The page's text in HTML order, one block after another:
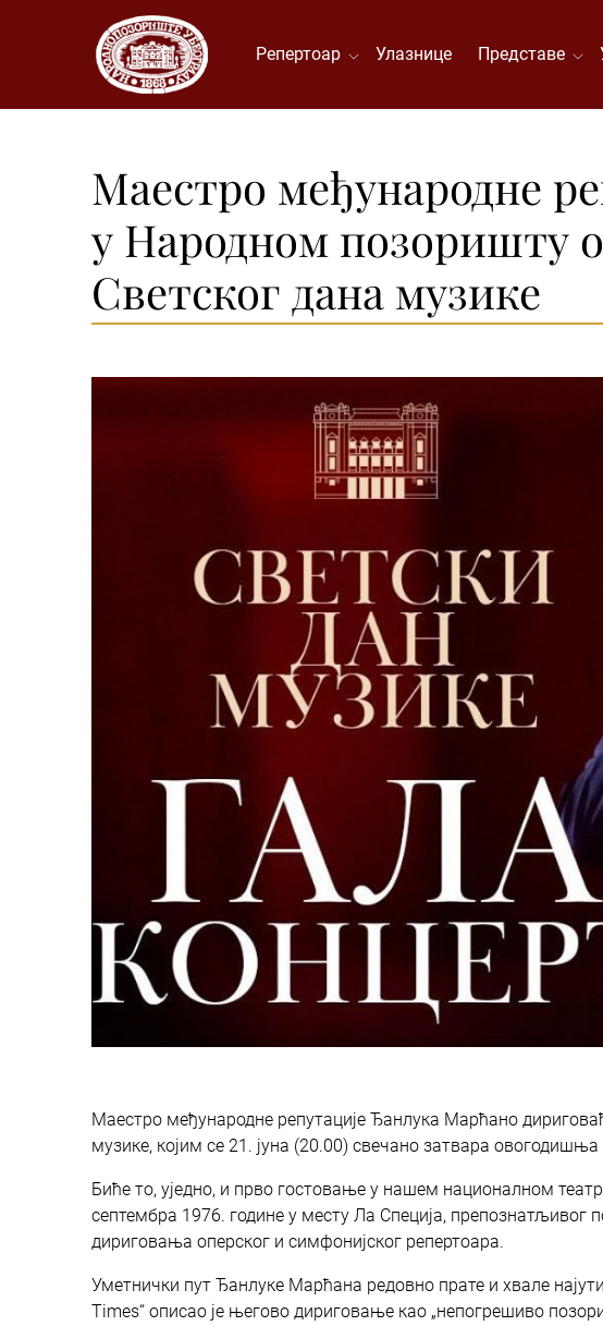
Репертоар Улазнице Представе
Маестро међународне
у Народном позоришту
Светског дана музике
Маестро међународне репутације Ђанлука Марћано
музике, којим се 21. јуна (20.00) свечано затвара
Биће то, уједно, и прво гостовање у нашем националном
септембра 1976. године у месту Ла Специја,
дириговања оперског и симфонијског репертоара.
Уметнички пут Ђанлуке Марћана редовно прате и хвале
Times“ описао је његово дириговање као „непогрешиво